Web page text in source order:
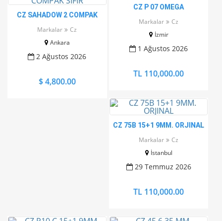
CZ SAHADOW 2 COMPAK
Markalar
Cz
Ankara
2 Ağustos 2026
$ 4,800.00
CZ P 07 OMEGA
Markalar
Cz
İzmir
1 Ağustos 2026
TL 110,000.00
CZ 75B 15+1 9MM. ORJINAL
Markalar
Cz
İstanbul
29 Temmuz 2026
TL 110,000.00